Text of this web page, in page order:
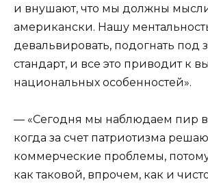
и внушают, что мы должны
американски. Нашу
девальвировать, подогнать под
стандарт, и все это приводит к
национальных особенностей».
— «Сегодня мы наблюдаем пир
когда за счет патриотизма
коммерческие проблемы,
как таковой, впрочем, как и